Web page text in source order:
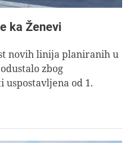
ka Ženevi
novih linija planiranih u
zbog
od 1.